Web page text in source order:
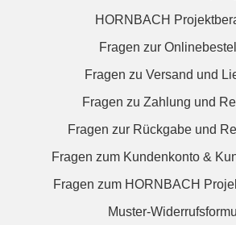
HORNBACH
Fragen zur
Fragen zu Versand und
Fragen zu Zahlung und
Fragen zur Rückgabe und
Fragen zum Kundenkonto &
Fragen zum HORNBACH
Muster-